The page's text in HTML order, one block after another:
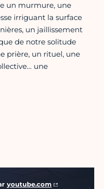
un murmure, une
irriguant la surface
un jaillissement
de notre solitude
prière, un rituel, une
une
youtube.com